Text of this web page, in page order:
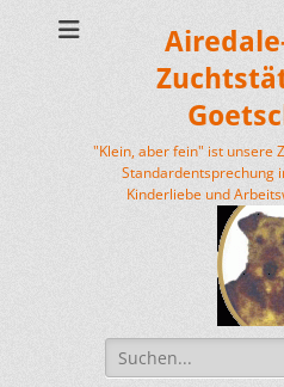
"Klein, aber fein" ist unsere
Standardentsprechung
Kinderliebe und
Suchen
nach: